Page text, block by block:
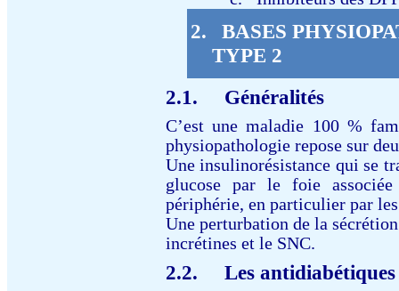
2.
BASES
TYPE 2
2.1.
Généralités
C’est une maladie 100 %
physiopathologie repose sur
Une insulinorésistance qui se
glucose par le foie
périphérie, en particulier par
Une perturbation de la
incrétines et le SNC.
2.2. Les